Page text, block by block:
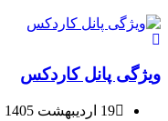
ویژگی پانل کاردکس
19 اردیبهشت 1405